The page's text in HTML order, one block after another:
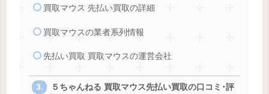
買取マウス 先払い買取の詳細
買取マウスの業者系列情報
先払い買取 買取マウスの運営会社
５ちゃんねる 買取マウス先払い買取の口コミ･評